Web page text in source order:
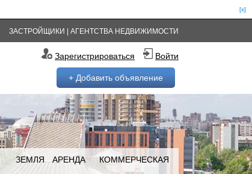
[x]
ЗАСТРОЙЩИКИ АГЕНТСТВА НЕДВИЖИМОСТИ
Зарегистрироваться Войти
+ Добавить объявление
ЗЕМЛЯ АРЕНДА КОММЕРЧЕСКАЯ